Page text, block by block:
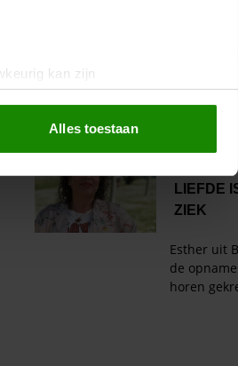
kan zijn
(fingerprinting)
media te bieden en om ons
onze partners voor social
informatie die u aan ze heeft
akkoord met onze cookies als u
Alles toestaan